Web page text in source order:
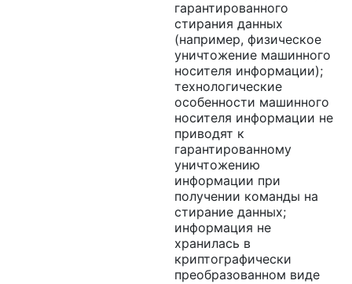
гарантированного
стирания данных
(например, физическое
уничтожение машинного
носителя информации);
технологические
особенности машинного
носителя информации не
приводят к
гарантированному
уничтожению
информации при
получении команды на
стирание данных;
информация не
хранилась в
криптографически
преобразованном виде